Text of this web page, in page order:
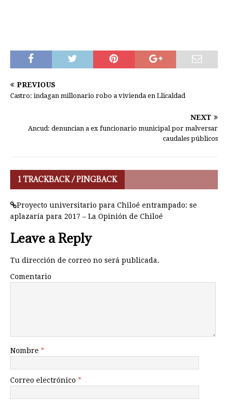
PREVIOUS
Castro: indagan millonario robo a vivienda en Llicaldad
NEXT
Ancud: denuncian a ex funcionario municipal por malversar
caudales públicos
1 TRACKBACK / PINGBACK
Proyecto universitario para Chiloé entrampado: se
aplazaría para 2017 – La Opinión de Chiloé
Leave a Reply
Tu dirección de correo no será publicada.
Comentario
Nombre *
Correo electrónico *